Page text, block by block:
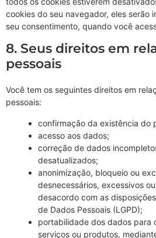
cookies do seu navegador, eles serão
seu consentimento, quando você
8. Seus direitos em
pessoais
Você tem os seguintes direitos em
pessoais:
confirmação da existência do
acesso aos dados;
correção de dados
desatualizados;
anonimização, bloqueio ou
desnecessários, excessivos
desacordo com as
de Dados Pessoais (LGPD);
portabilidade dos dados para
serviços ou produtos,